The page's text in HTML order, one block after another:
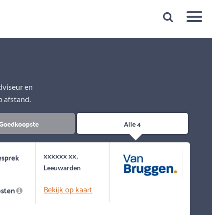
Plan een gratis 1e gesprek binnen 1 minuut
en
afstand.
Alle 4
xxxxxx xx,
Leeuwarden
Bekijk op kaart